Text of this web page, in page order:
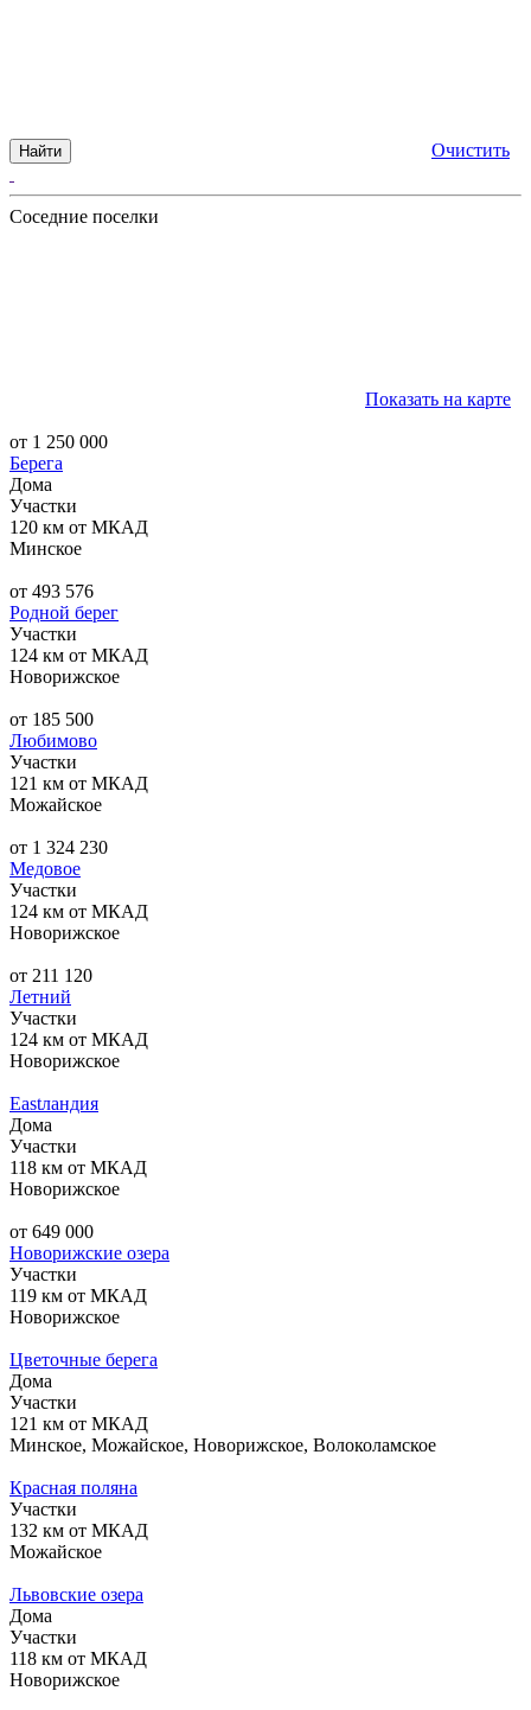
Найти Очистить
Соседние поселки
Показать на карте
от 1 250 000
Берега
Дома
Участки
120 км от МКАД
Минское
от 493 576
Родной берег
Участки
124 км от МКАД
Новорижское
от 185 500
Любимово
Участки
121 км от МКАД
Можайское
от 1 324 230
Медовое
Участки
124 км от МКАД
Новорижское
от 211 120
Летний
Участки
124 км от МКАД
Новорижское
Eastландия
Дома
Участки
118 км от МКАД
Новорижское
от 649 000
Новорижские озера
Участки
119 км от МКАД
Новорижское
Цветочные берега
Дома
Участки
121 км от МКАД
Минское, Можайское, Новорижское, Волоколамское
Красная поляна
Участки
132 км от МКАД
Можайское
Львовские озера
Дома
Участки
118 км от МКАД
Новорижское